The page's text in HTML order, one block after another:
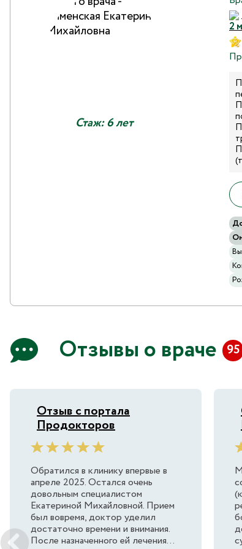
Стаж: 6 лет
2
Отзывы о враче 95
Отзыв с портала
Продокторов
Обратился в клинику впервые в
апреле 2025. Остался очень
довольным специалистом
Екатериной Михайловной. Прием
был вовремя, доктор уделил
достаточно времени и внимания.
После назначенного ей лечения...